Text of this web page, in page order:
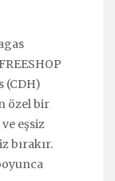
(CDH)
özel bir
eşsiz
bırakır.